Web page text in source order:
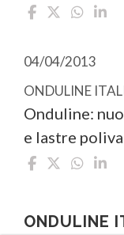
04/04/2013
ONDULINE
Onduline:
e lastre
ONDULINE